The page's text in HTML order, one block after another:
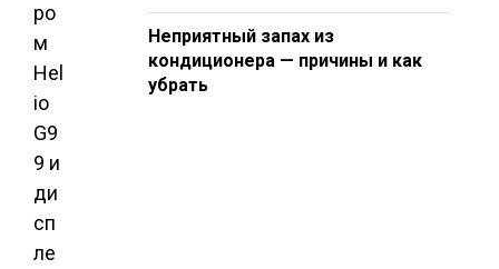
ро
м
Hel
io
G9
9 и
ди
сп
ле
Неприятный запах из
кондиционера — причины и как
убрать